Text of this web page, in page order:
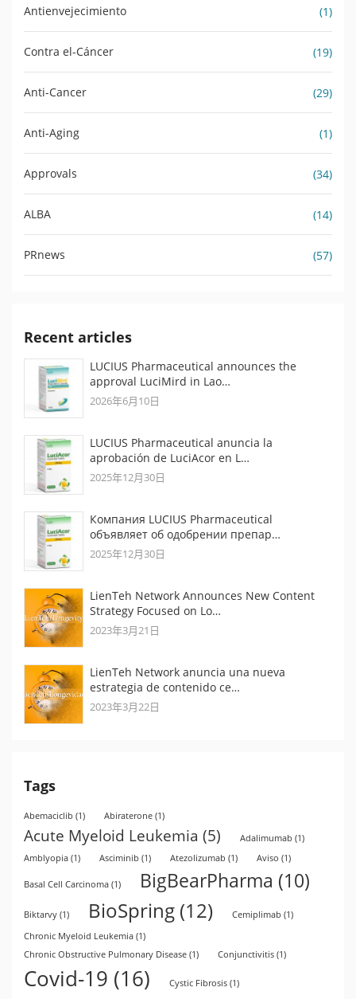
Antienvejecimiento (1)
Contra el-Cáncer (19)
Anti-Cancer (29)
Anti-Aging (1)
Approvals (34)
ALBA (14)
PRnews (57)
Recent articles
LUCIUS Pharmaceutical announces the
approval LuciMird in Lao…
2026年6月10日
LUCIUS Pharmaceutical anuncia la
aprobación de LuciAcor en L…
2025年12月30日
Компания LUCIUS Pharmaceutical
объявляет об одобрении препар…
2025年12月30日
LienTeh Network Announces New Content
Strategy Focused on Lo…
2023年3月21日
LienTeh Network anuncia una nueva
estrategia de contenido ce…
2023年3月22日
Tags
Abemaciclib (1) Abiraterone (1)
Acute Myeloid Leukemia (5) Adalimumab (1)
Amblyopia (1) Asciminib (1) Atezolizumab (1) Aviso (1)
Basal Cell Carcinoma (1) BigBearPharma (10)
Biktarvy (1) BioSpring (12) Cemiplimab (1)
Chronic Myeloid Leukemia (1)
Chronic Obstructive Pulmonary Disease (1) Conjunctivitis (1)
Covid-19 (16) Cystic Fibrosis (1)